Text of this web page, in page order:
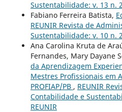
Sustentabilidade: v. 13 n.
Fabiano Ferreira Batista,
REUNIR Revista de
Sustentabilidade: v. 10 n.
Ana Carolina Kruta de
Fernandes, Mary Dayane
da Aprendizagem
Mestres Profissionais em
PROFIAP/PB , REUNIR
Contabilidade e
REUNIR